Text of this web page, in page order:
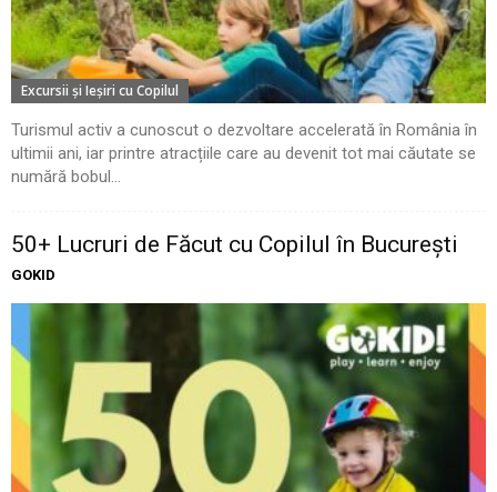
Excursii şi Ieşiri cu Copilul
Turismul activ a cunoscut o dezvoltare accelerată în România în
ultimii ani, iar printre atracțiile care au devenit tot mai căutate se
numără bobul...
50+ Lucruri de Făcut cu Copilul în București
GOKID